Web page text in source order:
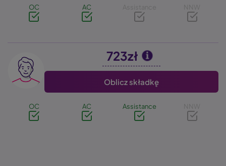
OC AC Assistance NNW
Image 723zł
Oblicz składkę
OC AC Assistance NNW